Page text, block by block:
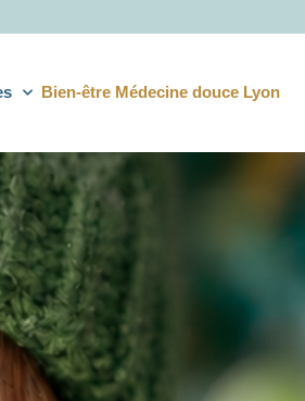
Bien-être Médecine douce Lyon